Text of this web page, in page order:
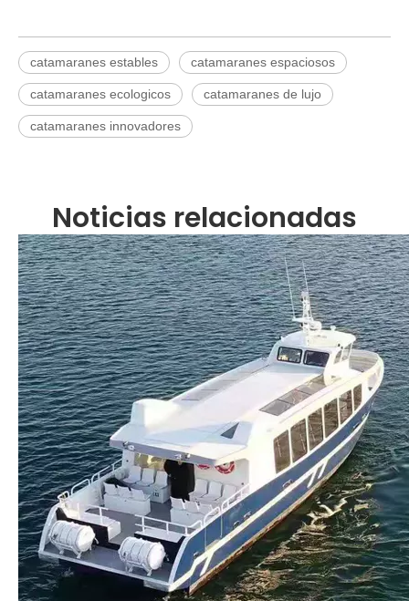
catamaranes estables catamaranes espaciosos
catamaranes ecologicos catamaranes de lujo
catamaranes innovadores
Noticias relacionadas